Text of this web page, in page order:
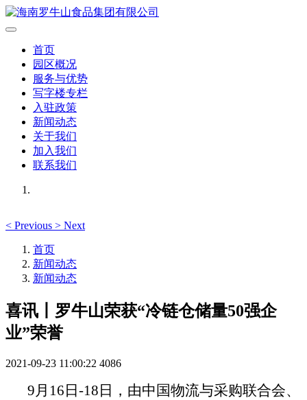
首页
园区概况
服务与优势
写字楼专栏
入驻政策
新闻动态
关于我们
加入我们
联系我们
< Previous > Next
首页
新闻动态
新闻动态
喜讯丨罗牛山荣获“冷链仓储量50强企
业”荣誉
2021-09-23 11:00:22 4086
9月16日-18日，由中国物流与采购联合会、